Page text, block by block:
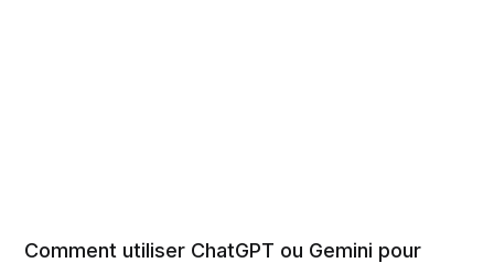
Comment utiliser ChatGPT ou Gemini pour